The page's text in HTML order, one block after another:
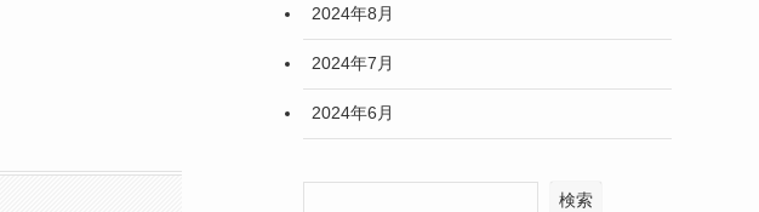
2024年8月
2024年7月
2024年6月
検索